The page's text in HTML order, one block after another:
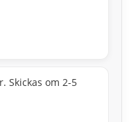
Skickas om 2-5